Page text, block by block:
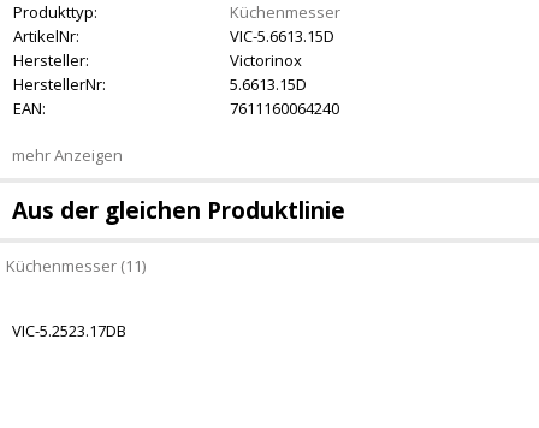
Produkttyp:
Küchenmesser
ArtikelNr:
VIC-5.6613.15D
Hersteller:
Victorinox
HerstellerNr:
5.6613.15D
EAN:
7611160064240
mehr Anzeigen
Aus der gleichen Produktlinie
Küchenmesser (11)
VIC-5.2523.17DB